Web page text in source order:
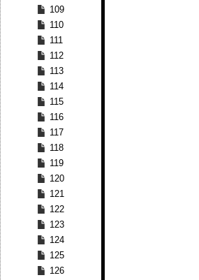
109
110
111
112
113
114
115
116
117
118
119
120
121
122
123
124
125
126